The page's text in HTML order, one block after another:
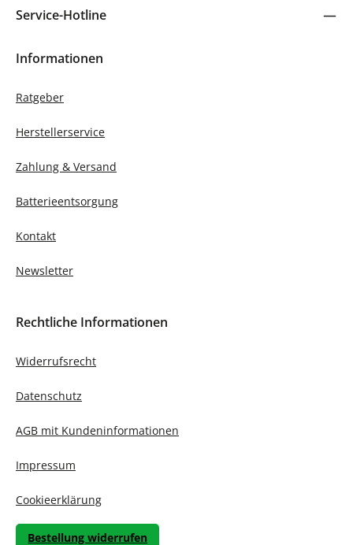
Service-Hotline
Informationen
Ratgeber
Herstellerservice
Zahlung & Versand
Batterieentsorgung
Kontakt
Newsletter
Rechtliche Informationen
Widerrufsrecht
Datenschutz
AGB mit Kundeninformationen
Impressum
Cookieerklärung
Bestellung widerrufen